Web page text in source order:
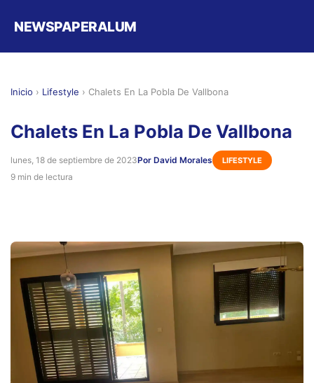
NEWSPAPERALUM
Inicio › Lifestyle › Chalets En La Pobla De Vallbona
Chalets En La Pobla De Vallbona
lunes, 18 de septiembre de 2023Por David Morales LIFESTYLE
9 min de lectura